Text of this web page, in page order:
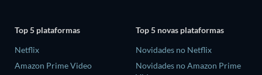
Top 5 plataformas
Netflix
Amazon Prime Video
Top 5 novas plataformas
Novidades no Netflix
Novidades no Amazon Prime